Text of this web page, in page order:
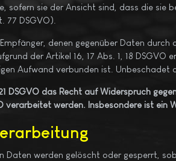
sofern sie der Ansicht sind, dass die
77 DSGVO).
denen gegenüber Daten
der Artikel 16, 17 Abs. 1, 18
Aufwand verbunden ist. Unbeschadet
DSGVO das Recht auf Widerspruch
werden. Insbesondere ist
werden gelöscht oder gesperrt,